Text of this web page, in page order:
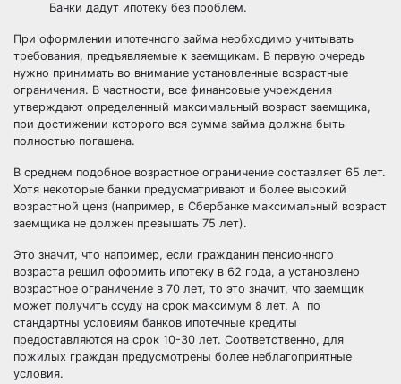
Банки дадут ипотеку без проблем.
При оформлении ипотечного займа необходимо учитывать
требования, предъявляемые к заемщикам. В первую очередь
нужно принимать во внимание установленные возрастные
ограничения. В частности, все финансовые учреждения
утверждают определенный максимальный возраст заемщика,
при достижении которого вся сумма займа должна быть
полностью погашена.
В среднем подобное возрастное ограничение составляет 65 лет.
Хотя некоторые банки предусматривают и более высокий
возрастной ценз (например, в Сбербанке максимальный возраст
заемщика не должен превышать 75 лет).
Это значит, что например, если гражданин пенсионного
возраста решил оформить ипотеку в 62 года, а установлено
возрастное ограничение в 70 лет, то это значит, что заемщик
может получить ссуду на срок максимум 8 лет. А по
стандартны условиям банков ипотечные кредиты
предоставляются на срок 10-30 лет. Соответственно, для
пожилых граждан предусмотрены более неблагоприятные
условия.